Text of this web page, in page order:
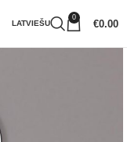
LATVIEŠU
0
€0.00